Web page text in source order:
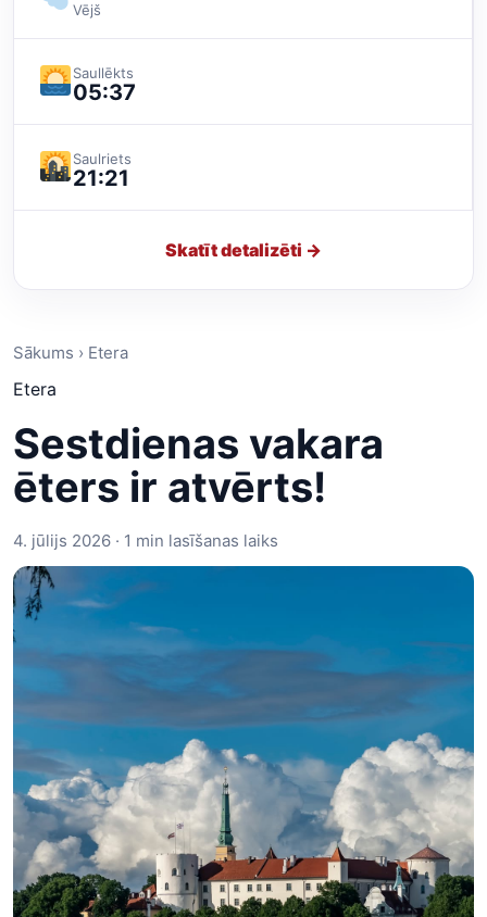
Vējš
Saullēkts
05:37
Saulriets
21:21
Skatīt detalizēti →
Sākums › Etera
Etera
Sestdienas vakara
ēters ir atvērts!
4. jūlijs 2026 · 1 min lasīšanas laiks